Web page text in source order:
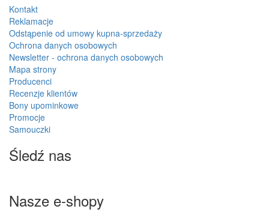
Kontakt
Reklamacje
Odstąpenie od umowy kupna-sprzedaży
Ochrona danych osobowych
Newsletter - ochrona danych osobowych
Mapa strony
Producenci
Recenzje klientów
Bony upominkowe
Promocje
Samouczki
Śledź nas
Nasze e-shopy